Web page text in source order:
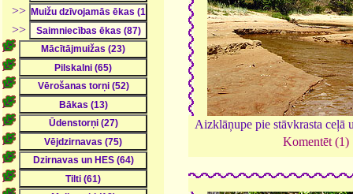
>>
>>
Aizklāņupe pie stāvkrasta ceļā
Komentēt (1)